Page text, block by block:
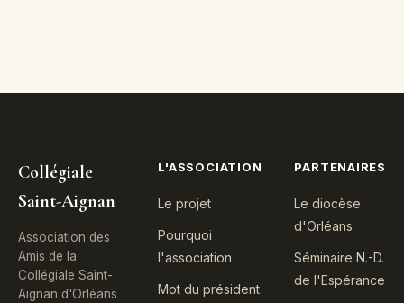
Collégiale
Saint-Aignan
Association des
Amis de la
Collégiale Saint-
Aignan d'Orléans
L'ASSOCIATION
Le projet
Pourquoi
l'association
Mot du président
PARTENAIRES
Le diocèse
d'Orléans
Séminaire N.-D.
de l'Espérance